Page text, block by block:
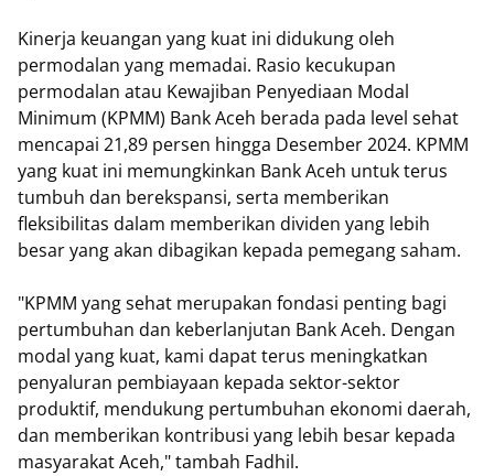
Kinerja keuangan yang kuat ini didukung oleh
permodalan yang memadai. Rasio kecukupan
permodalan atau Kewajiban Penyediaan Modal
Minimum (KPMM) Bank Aceh berada pada level sehat
mencapai 21,89 persen hingga Desember 2024. KPMM
yang kuat ini memungkinkan Bank Aceh untuk terus
tumbuh dan berekspansi, serta memberikan
fleksibilitas dalam memberikan dividen yang lebih
besar yang akan dibagikan kepada pemegang saham.
"KPMM yang sehat merupakan fondasi penting bagi
pertumbuhan dan keberlanjutan Bank Aceh. Dengan
modal yang kuat, kami dapat terus meningkatkan
penyaluran pembiayaan kepada sektor-sektor
produktif, mendukung pertumbuhan ekonomi daerah,
dan memberikan kontribusi yang lebih besar kepada
masyarakat Aceh," tambah Fadhil.